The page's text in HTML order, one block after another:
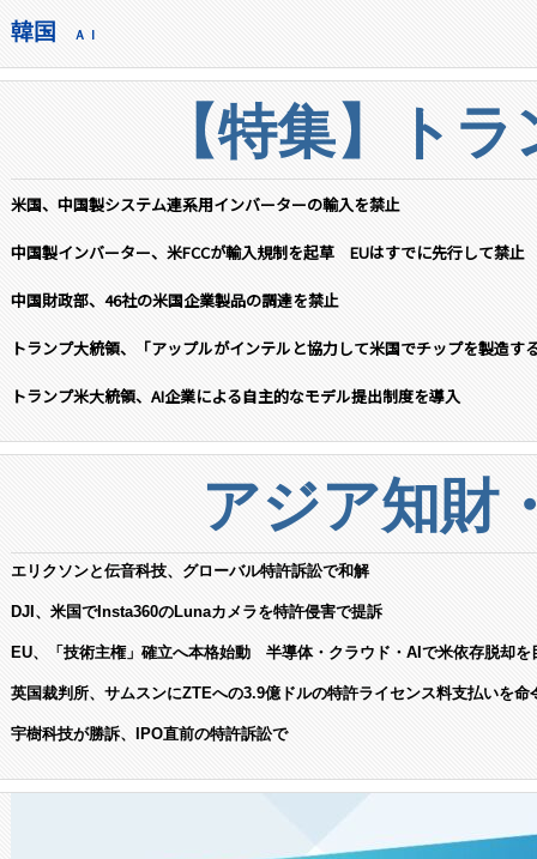
韓国 ＡＩ
【特集】ト
米国、中国製システム連系用インバーターの輸入を禁止
中国製インバーター、米FCCが輸入規制を起草 EUはすでに先行して禁止
中国財政部、46社の米国企業製品の調達を禁止
トランプ大統領、「アップルがインテルと協力して米国でチップを製造す
トランプ米大統領、AI企業による自主的なモデル提出制度を導入
アジア知財
エリクソンと伝音科技、グローバル特許訴訟で和解
DJI、米国でInsta360のLunaカメラを特許侵害で提訴
EU、「技術主権」確立へ本格始動 半導体・クラウド・AIで米依存脱却を
英国裁判所、サムスンにZTEへの3.9億ドルの特許ライセンス料支払いを命
宇樹科技が勝訴、IPO直前の特許訴訟で